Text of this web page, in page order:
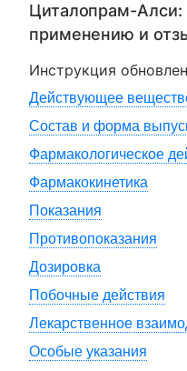
Циталопрам-Алси:
применению и
Инструкция
Действующее
Состав и форма
Фармакологическое
Фармакокинетика
Показания
Противопоказания
Дозировка
Побочные действия
Лекарственное
Особые указания